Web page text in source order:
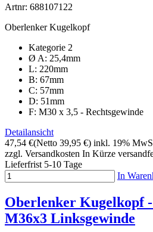
Artnr: 688107122
Oberlenker Kugelkopf
Kategorie 2
Ø A: 25,4mm
L: 220mm
B: 67mm
C: 57mm
D: 51mm
F: M30 x 3,5 - Rechtsgewinde
Detailansicht
47,54 €(Netto 39,95 €) inkl. 19%
zzgl. Versandkosten In Kürze
Lieferfrist 5-10 Tage
In
Oberlenker Kugelkopf
M36x3 Linksgewinde